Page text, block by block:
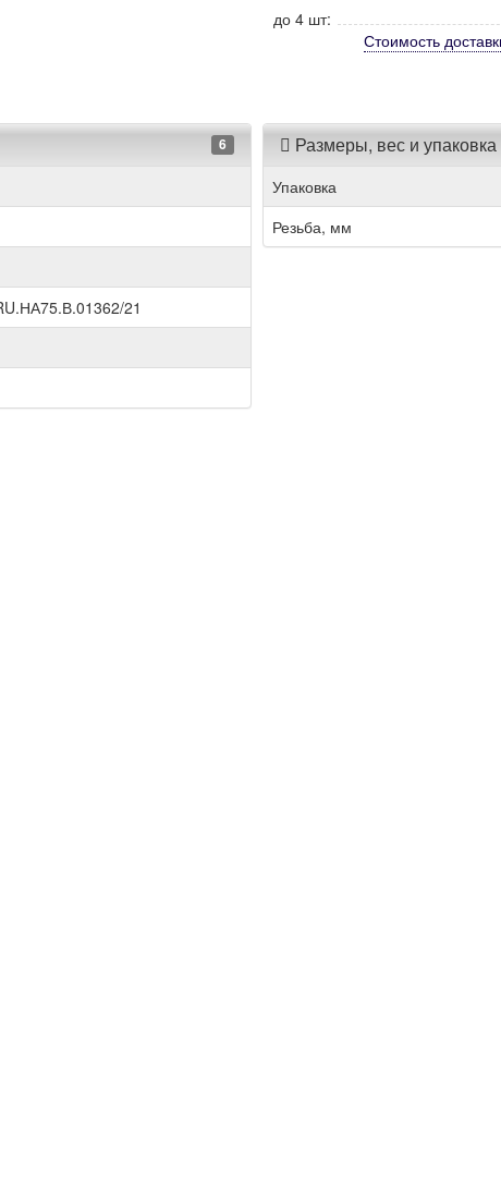
до 4 шт:
Стоимость
6
21
Размеры, вес и упаковка
Упаковка
Резьба, мм